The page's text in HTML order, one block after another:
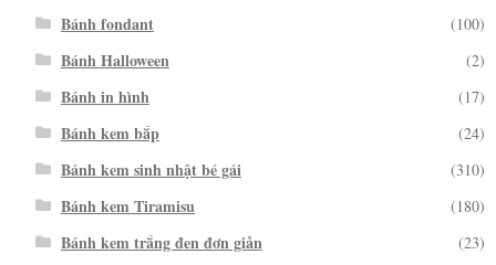
Bánh fondant (100)
Bánh Halloween (2)
Bánh in hình (17)
Bánh kem bắp (24)
Bánh kem sinh nhật bé gái (310)
Bánh kem Tiramisu (180)
Bánh kem trắng đen đơn giản (23)